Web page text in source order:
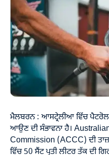
ਮੈਲਬਰਨ : ਆਸਟ੍ਰੇਲੀਆ ਵਿੱਚ ਪੈਟਰੋਲ
ਆਉਣ ਦੀ ਸੰਭਾਵਨਾ ਹੈ।
Commission (ACCC) ਦੀ
ਵਿੱਚ 50 ਸੈਂਟ ਪ੍ਰਤੀ ਲੀਟਰ ਤੱਕ ਦੀ